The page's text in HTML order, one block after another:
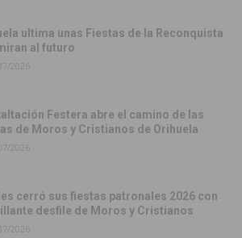
ultima unas Fiestas de la Reconquista
al futuro
2026
Festera abre el camino de las
de Moros y Cristianos de Orihuela
2026
cerró sus fiestas patronales 2026 con
desfile de Moros y Cristianos
2026